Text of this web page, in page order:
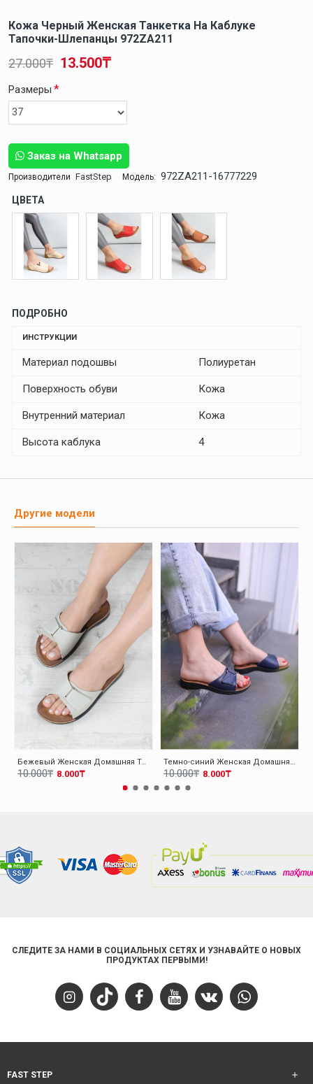
Кожа Черный Женская Танкетка На Каблуке
Тапочки-Шлепанцы 972ZA211
Заказ на Whatsapp
Производители FastStep Модель: 972ZA211-16777229
13.500₸
27.000₸
Размеры
ЦВЕТА
ПОДРОБНО
ИНСТРУКЦИИ
Материал подошвы Полиуретан
Поверхность обуви Кожа
Внутренний материал Кожа
Высота каблука 4
Другие модели
Бежевый Женская Домашняя Тапочки-Шлепанцы 001ZAELISPOLY
8.000₸
10.000₸
Темно-синий Женская Домашняя Тапочки-Шлепанцы 001ZAELISPOLY
8.000₸
10.000₸
СЛЕДИТЕ ЗА НАМИ В СОЦИАЛЬНЫХ СЕТЯХ И УЗНАВАЙТЕ О НОВЫХ
ПРОДУКТАХ ПЕРВЫМИ!
FAST STEP